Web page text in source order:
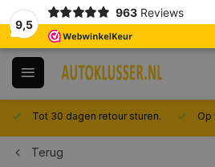
9,5
963 Reviews
Tot 30 dagen retour sturen. Op
Terug